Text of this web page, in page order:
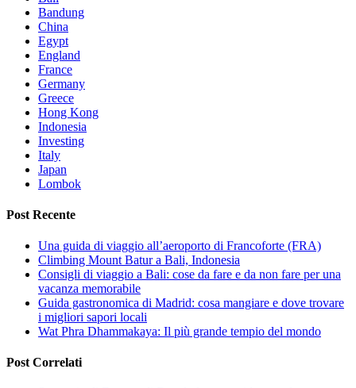
Bandung
China
Egypt
England
France
Germany
Greece
Hong Kong
Indonesia
Investing
Italy
Japan
Lombok
Post Recente
Una guida di viaggio all’aeroporto di Francoforte (FRA)
Climbing Mount Batur a Bali, Indonesia
Consigli di viaggio a Bali: cose da fare e da non fare per una
vacanza memorabile
Guida gastronomica di Madrid: cosa mangiare e dove trovare
i migliori sapori locali
Wat Phra Dhammakaya: Il più grande tempio del mondo
Post Correlati